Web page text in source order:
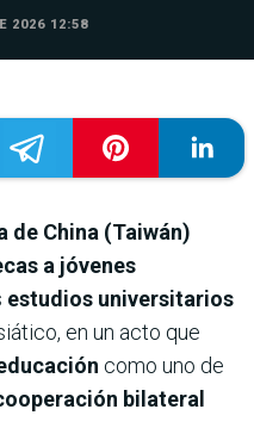
2026 12:58
de China (Taiwán)
a jóvenes
estudios universitarios
en un acto que
como uno de
bilateral